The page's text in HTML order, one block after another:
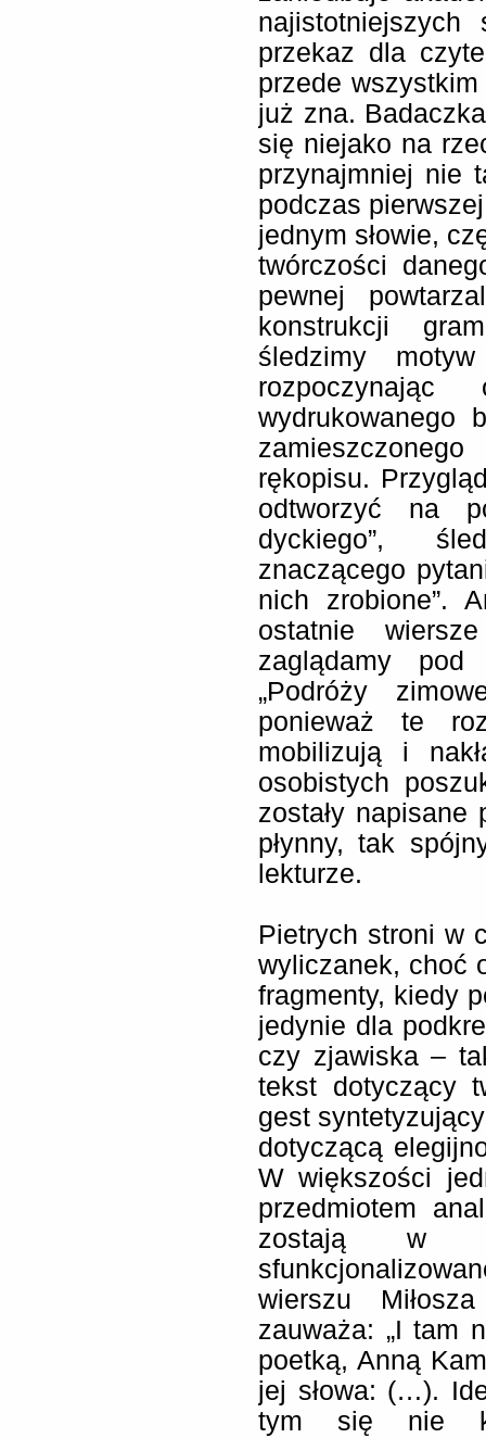
najistotniejszych
przekaz dla
przede
już zna.
się niejako na
przynajmniej nie
podczas
jednym słowie,
twórczości
pewnej
konstrukcji
śledzimy
wydrukowanego
rękopisu.
odtworzyć na
dyckiego”,
znaczącego
nich zrobione”.
ostatnie
zaglądamy pod
„Podróży
ponieważ te
mobilizują i
osobistych
zostały napisane
płynny, tak
lekturze.
Pietrych stroni w
wyliczanek, choć
fragmenty, kiedy
jedynie dla
czy zjawiska –
tekst dotyczący
gest
dotyczącą
W większości
przedmiotem
zostają w
wierszu
zauważa: „I tam
poetką, Anną
jej słowa: (…).
tym się nie